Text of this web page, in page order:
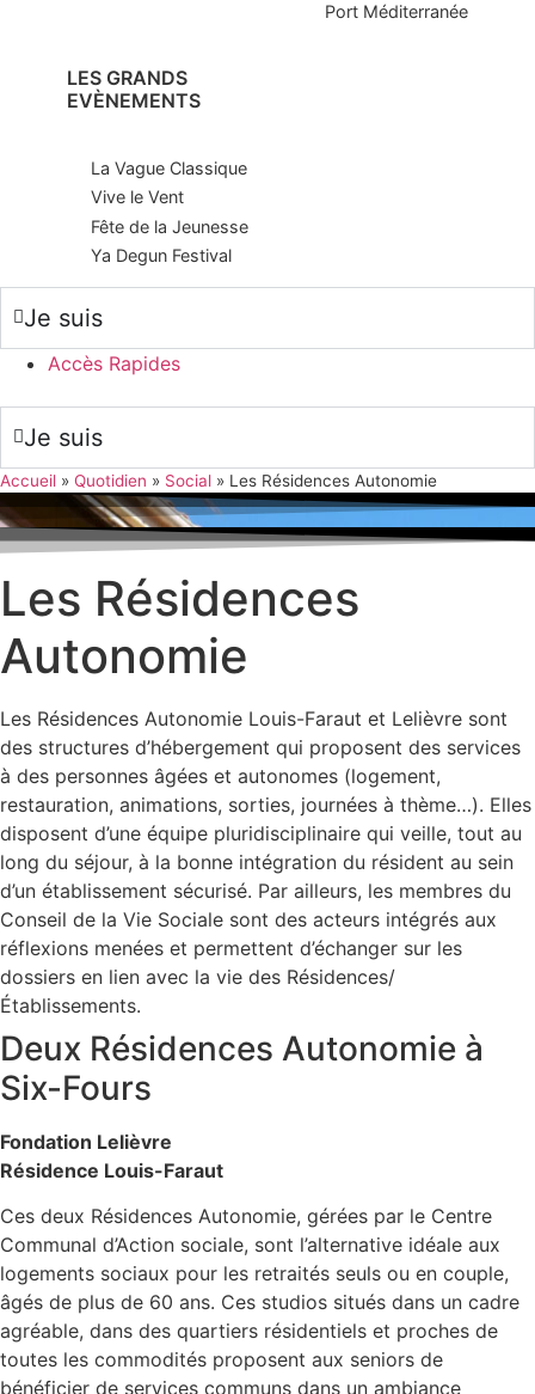
Port Méditerranée
LES GRANDS
EVÈNEMENTS
La Vague Classique
Vive le Vent
Fête de la Jeunesse
Ya Degun Festival
Je suis
Accès Rapides
Je suis
Accueil » Quotidien » Social » Les Résidences Autonomie
Les Résidences
Autonomie
Les Résidences Autonomie Louis-Faraut et Lelièvre sont
des structures d’hébergement qui proposent des services
à des personnes âgées et autonomes (logement,
restauration, animations, sorties, journées à thème…). Elles
disposent d’une équipe pluridisciplinaire qui veille, tout au
long du séjour, à la bonne intégration du résident au sein
d’un établissement sécurisé. Par ailleurs, les membres du
Conseil de la Vie Sociale sont des acteurs intégrés aux
réflexions menées et permettent d’échanger sur les
dossiers en lien avec la vie des Résidences/
Établissements.
Deux Résidences Autonomie à
Six-Fours
Fondation Lelièvre
Résidence Louis-Faraut
Ces deux Résidences Autonomie, gérées par le Centre
Communal d’Action sociale, sont l’alternative idéale aux
logements sociaux pour les retraités seuls ou en couple,
âgés de plus de 60 ans. Ces studios situés dans un cadre
agréable, dans des quartiers résidentiels et proches de
toutes les commodités proposent aux seniors de
bénéficier de services communs dans un ambiance